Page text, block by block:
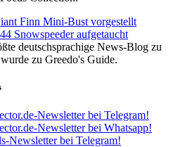
Finn Mini-Bust vorgestellt
Snowspeeder aufgetaucht
deutschsprachige News-Blog zu
zu Greedo's Guide.
Newsletter bei Telegram!
Newsletter bei Whatsapp!
Newsletter bei Telegram!